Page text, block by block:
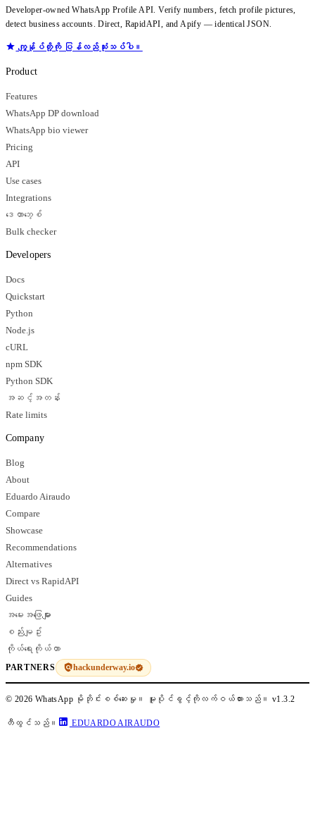
Developer-owned WhatsApp Profile API. Verify numbers, fetch profile pictures,
detect business accounts. Direct, RapidAPI, and Apify — identical JSON.
ကျွန်ုပ်တို့ကို ပြန်လည်သုံးသပ်ပါ။
Product
Features
WhatsApp DP download
WhatsApp bio viewer
Pricing
API
Use cases
Integrations
ဒေတာဘေ့စ်
Bulk checker
Developers
Docs
Quickstart
Python
Node.js
cURL
npm SDK
Python SDK
အဆင့်အတန်း
Rate limits
Company
Blog
About
Eduardo Airaudo
Compare
Showcase
Recommendations
Alternatives
Direct vs RapidAPI
Guides
အမေးအဖြေများ
စည်းမျဥ်း
ကိုယ်ရေးကိုယ်တာ
PARTNERS hackunderway.io
© 2026 WhatsApp မိုဘိုင်းစစ်ဆေးမှု။ မူပိုင်ခွင့်ကိုလက်ဝယ်ထားသည်။ v1.3.2
တီထွင်သည်။ EDUARDO AIRAUDO